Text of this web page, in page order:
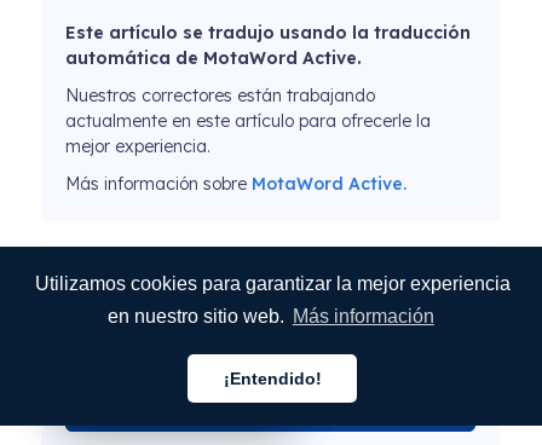
Utilizamos cookies para garantizar la mejor experiencia
en nuestro sitio web. Más información
¡Entendido!
Este artículo se tradujo usando la traducción
automática de MotaWord Active.
Nuestros correctores están trabajando
actualmente en este artículo para ofrecerle la
mejor experiencia.
Más información sobre MotaWord Active.
Suscríbase a nuestro boletín de noticias
ENVIAR
Español
Español
Español